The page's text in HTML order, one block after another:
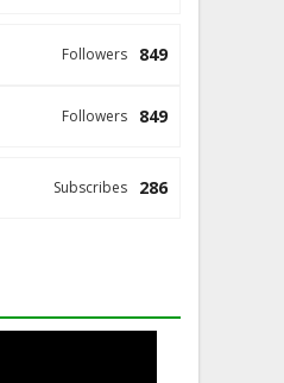
849
Followers
849
Followers
286
Subscribes